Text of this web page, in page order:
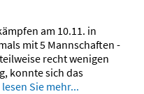
am 10.11. in
mit 5 Mannschaften -
recht wenigen
konnte sich das
lesen Sie mehr...